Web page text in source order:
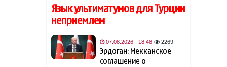
Трамп объявил об
инвестициях в размере $3
млрд в горнодобывающей
отрасли
Язык ультиматумов для Турции
неприемлем
07.08.2026 - 18:48 2269
Эрдоган: Мекканское
соглашение о